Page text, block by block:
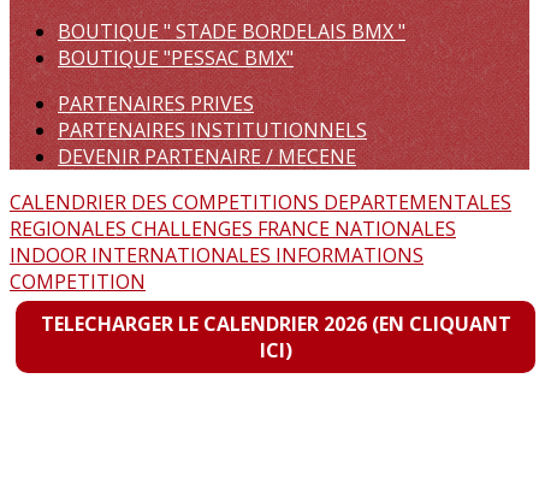
BOUTIQUE " STADE BORDELAIS BMX "
BOUTIQUE "PESSAC BMX"
PARTENAIRES PRIVES
PARTENAIRES INSTITUTIONNELS
DEVENIR PARTENAIRE / MECENE
CALENDRIER DES COMPETITIONS DEPARTEMENTALES
REGIONALES CHALLENGES FRANCE NATIONALES
INDOOR INTERNATIONALES INFORMATIONS
COMPETITION
TELECHARGER LE CALENDRIER 2026 (EN CLIQUANT
ICI)